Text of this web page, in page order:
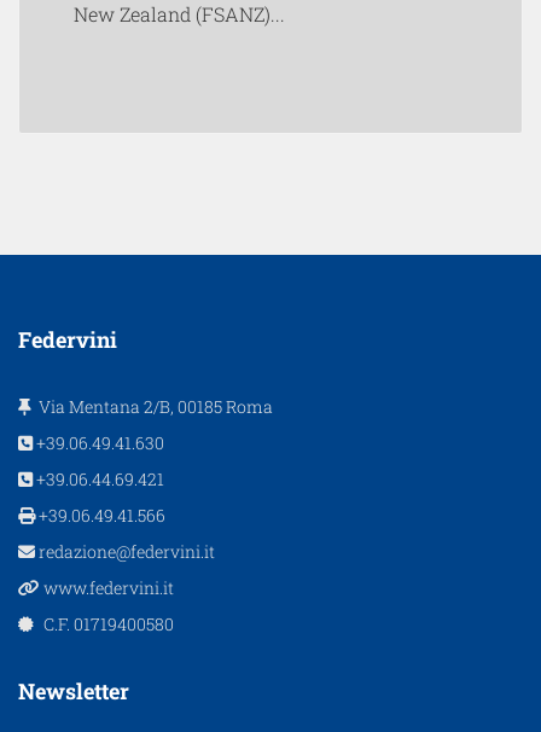
New Zealand (FSANZ)...
Federvini
Via Mentana 2/B, 00185 Roma
+39.06.49.41.630
+39.06.44.69.421
+39.06.49.41.566
redazione@federvini.it
www.federvini.it
C.F. 01719400580
Newsletter